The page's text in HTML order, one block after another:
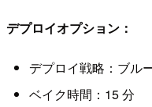
デプロイオプション：
デプロイ戦略：ブル
ベイク時間：15 分